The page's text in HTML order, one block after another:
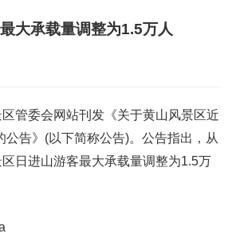
大承载量调整为1.5万人
管委会网站刊发《关于黄山风景区近
公告》(以下简称公告)。公告指出，从
日进山游客最大承载量调整为1.5万